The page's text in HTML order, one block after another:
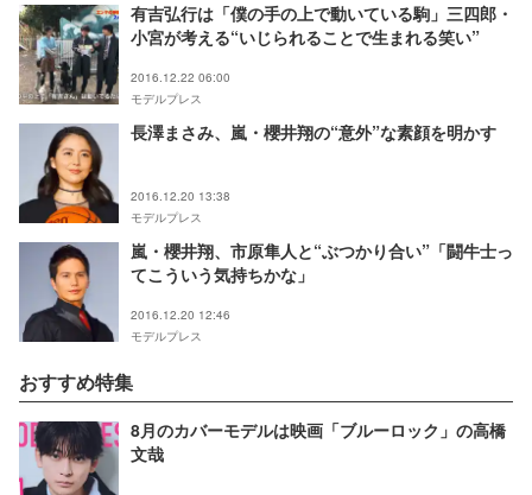
有吉弘行は「僕の手の上で動いている駒」三四郎・
小宮が考える“いじられることで生まれる笑い”
2016.12.22 06:00
モデルプレス
長澤まさみ、嵐・櫻井翔の“意外”な素顔を明かす
2016.12.20 13:38
モデルプレス
嵐・櫻井翔、市原隼人と“ぶつかり合い”「闘牛士っ
てこういう気持ちかな」
2016.12.20 12:46
モデルプレス
おすすめ特集
8月のカバーモデルは映画「ブルーロック」の高橋
文哉